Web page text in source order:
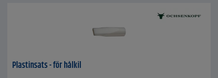
Plastinsats - för hålkil